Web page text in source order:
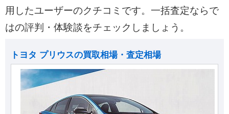
用したユーザーのクチコミです。一括査定ならで
はの評判・体験談をチェックしましょう。
トヨタ プリウスの買取相場・査定相場